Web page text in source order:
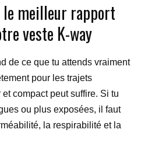
le meilleur rapport
veste K-way
de ce que tu attends vraiment
pour les trajets
compact peut suffire. Si tu
ou plus exposées, il faut
la respirabilité et la